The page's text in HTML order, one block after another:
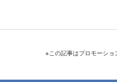
※この記事はプロモーショ